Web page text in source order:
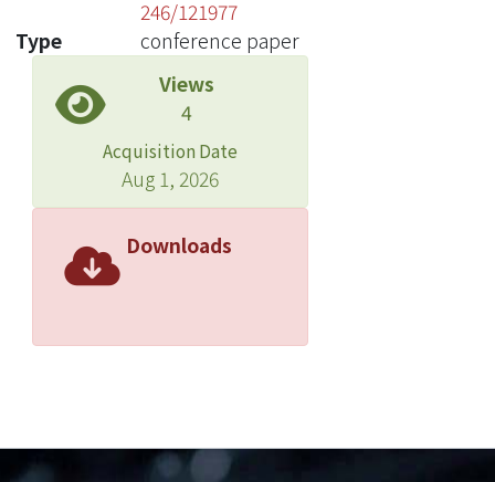
246/121977
Type
conference paper
Views
4
Acquisition Date
Aug 1, 2026
Downloads